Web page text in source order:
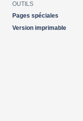
OUTILS
Pages spéciales
Version imprimable